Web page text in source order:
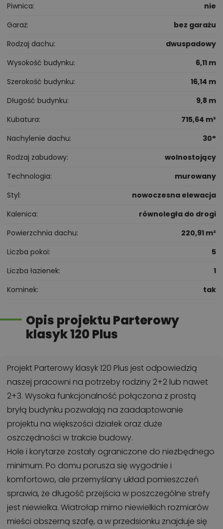
Piwnica
nie
Garaż
bez garażu
Rodzaj dachu
dwuspadowy
Wysokość budynku
6,11 m
Szerokość budynku
16,14 m
Długość budynku
9,8 m
Kubatura
715,64 m³
Nachylenie dachu
30°
Rodzaj zabudowy
wolnostojący
Technologia
murowany
Styl
nowoczesna elewacja
Kalenica
równoległa do drogi
Powierzchnia dachu
220,91 m²
Liczba pokoi
5
Liczba łazienek
1
Kominek
tak
Opis projektu Parterowy
klasyk 120 Plus
Projekt Parterowy klasyk 120 Plus jest odpowiedzią
naszej pracowni na potrzeby rodziny 2+2 lub nawet
2+3. Wysoka funkcjonalność połączona z prostą
bryłą budynku pozwalają na zaadaptowanie
projektu na większości działek oraz duże
oszczędności w trakcie budowy.
Hole i korytarze zostały ograniczone do niezbędnego
minimum. Po domu porusza się wygodnie i
komfortowo, ale przemyślany układ pomieszczeń
sprawia, że długość przejścia w poszczególne strefy
jest niewielka. Wiatrołap mimo niewielkich rozmiarów
mieści obszerną szafę, a w przedsionku znajduje się